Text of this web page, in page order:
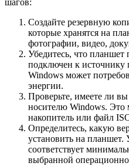
Создайте резервную
которые хранятся на
фотографии, видео,
Убедитесь, что
подключен к источнику
Windows может
энергии.
Проверьте, имеете ли
носителю Windows.
накопитель или файл
Определитесь, какую
установить на планшет.
соответствует
выбранной